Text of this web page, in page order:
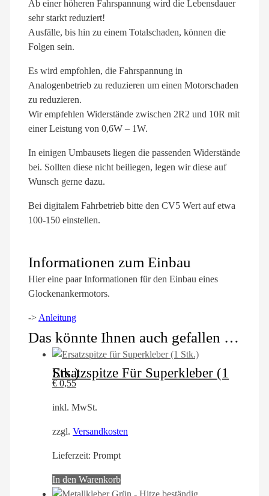
Ab einer höheren Fahrspannung wird die Lebensdauer
sehr starkt reduziert!
Ausfälle, bis hin zu einem Totalschaden, können die
Folgen sein.
Es wird empfohlen, die Fahrspannung in
Analogenbetrieb zu reduzieren um einen Motorschaden
zu reduzieren.
Wir empfehlen Widerstände zwischen 2R2 und 10R mit
einer Leistung von 0,6W – 1W.
In einigen Umbausets liegen die passenden Widerstände
bei. Sollten diese nicht beiliegen, legen wir diese auf
Wunsch gerne dazu.
Bei digitalem Fahrbetrieb bitte den CV5 Wert auf etwa
100-150 einstellen.
Informationen zum Einbau
Hier eine paar Informationen für den Einbau eines
Glockenankermotors.
-> Anleitung
Das könnte Ihnen auch gefallen …
Ersatzspitze Für Superkleber (1 Stk.)
€0,55
inkl. MwSt.
zzgl. Versandkosten
Lieferzeit: Prompt
In den Warenkorb